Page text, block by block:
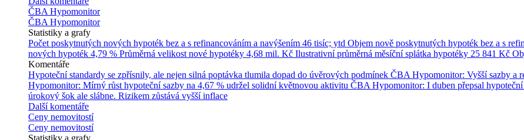
ČBA Hypomonitor
ČBA Hypomonitor
Statistiky a grafy
Počet poskytnutých nových hypoték bez a s refinancováním a navýšením 46 tisíc; ytd Objem nově poskytnutých hypoték bez a s
nových hypoték 4,79 % Průměrná velikost nové hypotéky 4,68 mil. Kč Ilustrativní průměrná měsíční splátka hypotéky 25 841 Kč
Komentáře
Hypoteční standardy se zpřísnily, ale nejen silná poptávka tlumila dopad do úvěrových podmínek ČBA Hypomonitor: Vyšší sazby a
Hypomonitor: Mírný růst hypoteční sazby na 4,67 % udržel solidní květnovou aktivitu ČBA Hypomonitor: I duben přepsal
úrokový šok ale slábne. Rizikem zůstává vyšší inflace
Další komentáře
Ceny nemovitostí
Ceny nemovitostí
Statistiky a grafy